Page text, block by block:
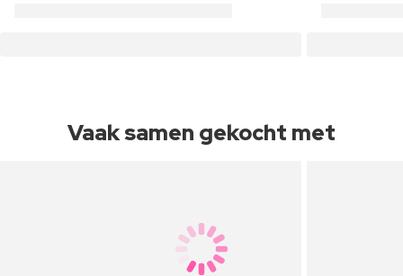
Vaak samen gekocht met